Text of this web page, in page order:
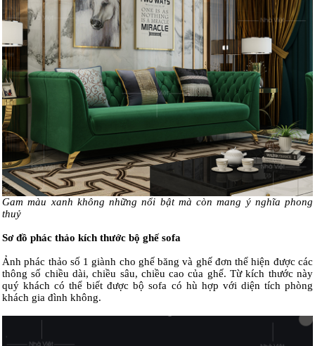
Gam màu xanh không những nổi bật mà còn mang ý nghĩa phong
thuỷ
Sơ đồ phác thảo kích thước bộ ghế sofa
Ảnh phác thảo số 1 giành cho ghế băng và ghế đơn thể hiện được các
thông số chiều dài, chiều sâu, chiều cao của ghế. Từ kích thước này
quý khách có thể biết được bộ sofa có hù hợp với diện tích phòng
khách gia đình không.